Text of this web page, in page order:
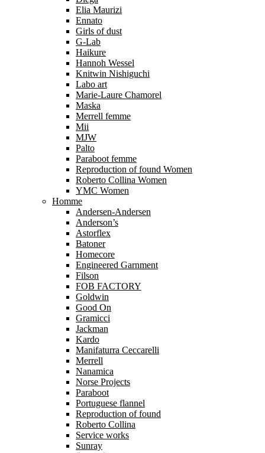
Elia Maurizi
Ennato
Girls of dust
G-Lab
Haikure
Hannoh Wessel
Knitwin Nishiguchi
Labo art
Marie-Laure Chamorel
Maska
Merrell femme
Mii
MJW
Palto
Paraboot femme
Reproduction of found Women
Roberto Collina Women
YMC Women
Homme
Andersen-Andersen
Anderson’s
Astorflex
Batoner
Homecore
Engineered Garnment
Filson
FOB FACTORY
Goldwin
Good On
Gramicci
Jackman
Kardo
Manifaturra Ceccarelli
Merrell
Nanamica
Norse Projects
Paraboot
Portuguese flannel
Reproduction of found
Roberto Collina
Service works
Sunray